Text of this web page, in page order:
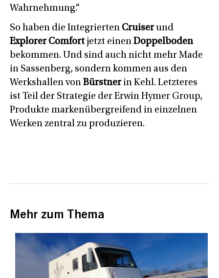
Wahrnehmung.“
So haben die Integrierten Cruiserund
Explorer Comfortjetzt einen Doppelboden
bekommen. Und sind auch nicht mehr Made
in Sassenberg, sondern kommen aus den
Werkshallen von Bürstnerin Kehl. Letzteres
ist Teil der Strategie der Erwin Hymer Group,
Produkte markenübergreifend in einzelnen
Werken zentral zu produzieren.
Mehr zum Thema